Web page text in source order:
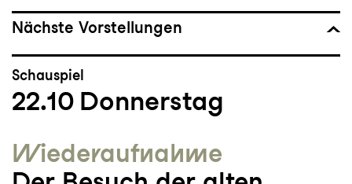
Nächste Vorstellungen
Schauspiel
22.10 Donnerstag
Wieder­aufnahme